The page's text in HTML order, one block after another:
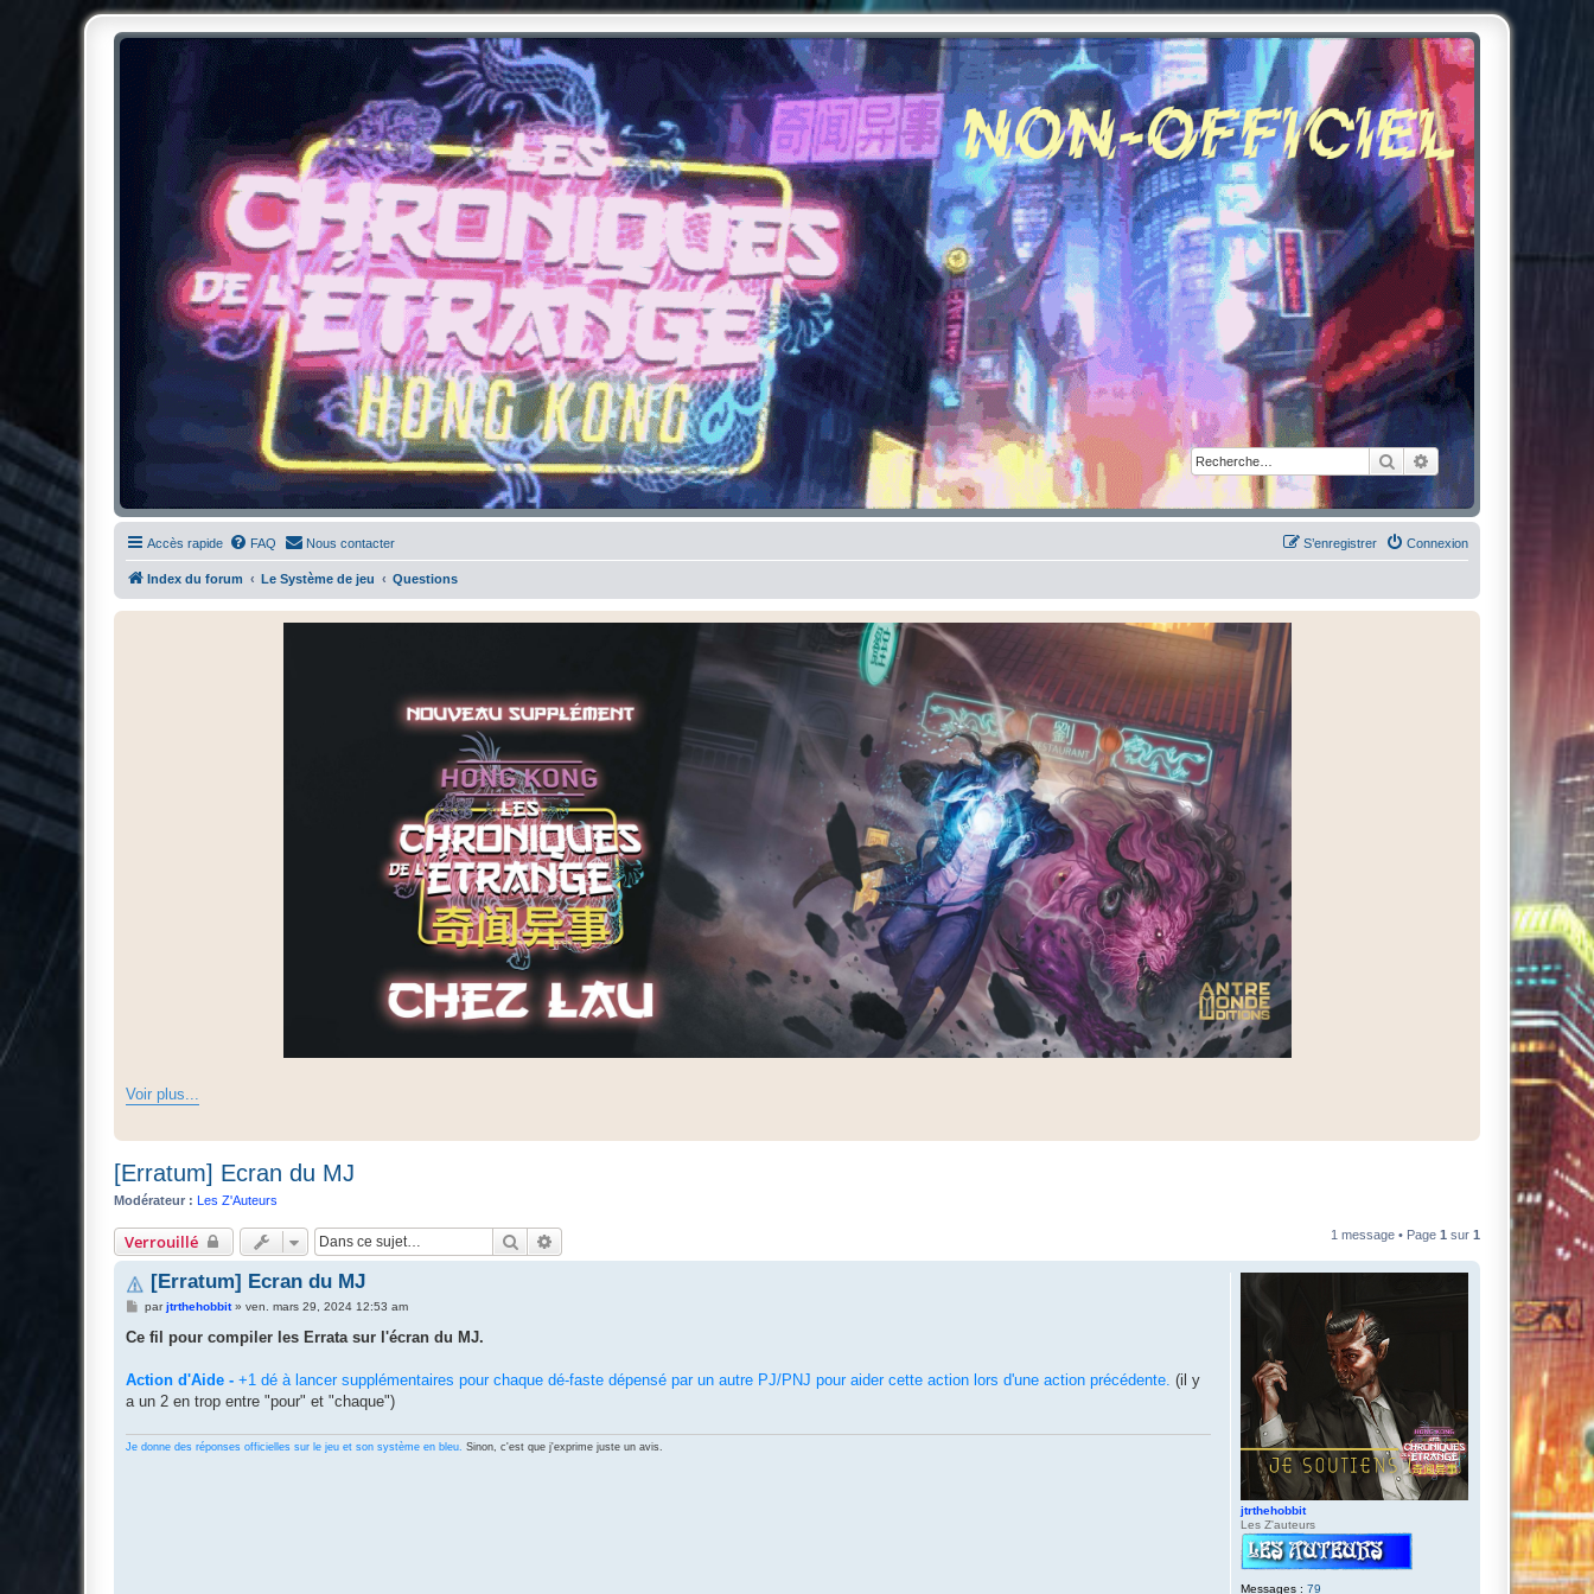
RechercherRecherche avancée
Chroniques de l'Étrange NO
Pour les amateurs des Chroniques de l'Étrange
Accès rapide FAQ Nous contacter Connexion
S’enregistrer
Index du forum Le Système de jeu Questions
Voir plus...
[Erratum] Ecran du MJ
Modérateur : Les Z'Auteurs
Verrouillé Rechercher 1 message • Page 1 sur 1
jtrthehobbit
Les Z'auteurs
Messages : 79
[Erratum] Ecran du MJ
M
s
g
parjtrthehobbit» ven. mars 29, 2024 12:53 am
Ce fil pour compiler les Errata sur l'écran du MJ.
Action d'Aide - +1 dé à lancer supplémentaires pour chaque dé-faste dépensé par un autre PJ/PNJ pour aider cette action lors d'une action précédente. (il y
a un 2 en trop entre "pour" et "chaque")
Je donne des réponses officielles sur le jeu et son système en bleu. Sinon, c'est que j'exprime juste un avis.